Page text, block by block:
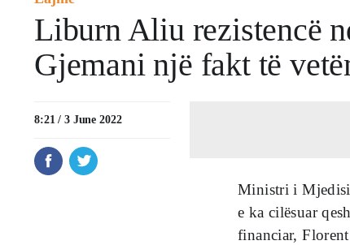
Liburn Aliu rezistencë
Gjemani një fakt të
8:21 / 3 June 2022
Ministri i
e ka cilësuar
financiar,